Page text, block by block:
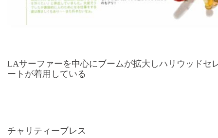
LAサーファーを中心にブームが拡大しハリウッドセ
ートが着用している
チャリティーブレス